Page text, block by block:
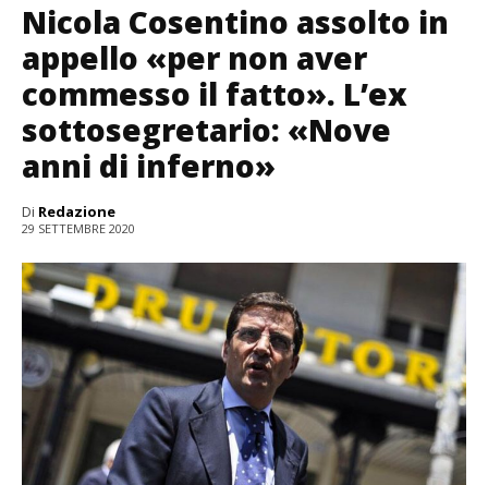
Nicola Cosentino assolto in
appello «per non aver
commesso il fatto». L’ex
sottosegretario: «Nove
anni di inferno»
Di Redazione
29 SETTEMBRE 2020